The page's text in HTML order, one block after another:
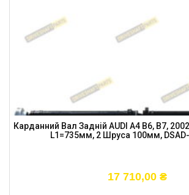
Карданний Вал Задній AUDI A4 B6, B7,
L1=735мм, 2 Шруса 100мм,
17 710,00 ₴